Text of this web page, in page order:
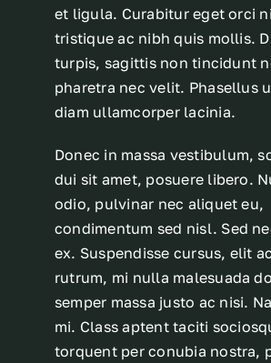
et ligula. Curabitur eget orci
tristique ac nibh quis mollis.
turpis, sagittis non tincidunt
pharetra nec velit. Phasellus
diam ullamcorper lacinia.
Donec in massa vestibulum,
dui sit amet, posuere libero.
odio, pulvinar nec aliquet eu,
condimentum sed nisl. Sed
ex. Suspendisse cursus, elit
rutrum, mi nulla malesuada
semper massa justo ac nisi.
mi. Class aptent taciti
torquent per conubia nostra,